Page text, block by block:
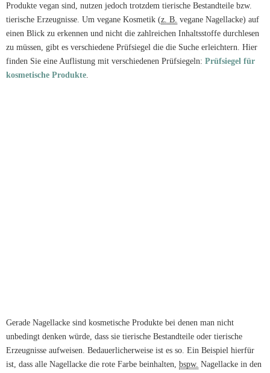
Produkte vegan sind, nutzen jedoch trotzdem tierische Bestandteile bzw.
tierische Erzeugnisse. Um vegane Kosmetik (z. B. vegane Nagellacke) auf
einen Blick zu erkennen und nicht die zahlreichen Inhaltsstoffe durchlesen
zu müssen, gibt es verschiedene Prüfsiegel die die Suche erleichtern. Hier
finden Sie eine Auflistung mit verschiedenen Prüfsiegeln: Prüfsiegel für
kosmetische Produkte
Gerade Nagellacke sind kosmetische Produkte bei denen man nicht
unbedingt denken würde, dass sie tierische Bestandteile oder tierische
Erzeugnisse aufweisen. Bedauerlicherweise ist es so. Ein Beispiel hierfür
ist, dass alle Nagellacke die rote Farbe beinhalten, bspw. Nagellacke in den